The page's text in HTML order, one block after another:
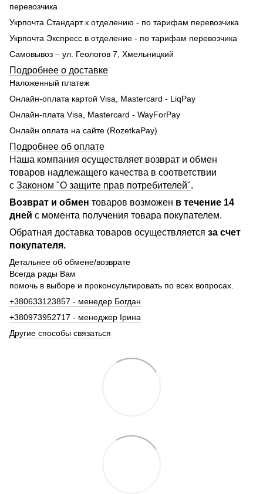
перевозчика
Укрпочта Стандарт к отделению - по тарифам перевозчика
Укрпочта Экспресс в отделение - по тарифам перевозчика
Самовывоз – ул. Геологов 7, Хмельницкий
Подробнее о доставке
Наложенный платеж
Онлайн-оплата картой Visa, Mastercard - LiqPay
Онлайн-плата Visa, Mastercard - WayForPay
Онлайн оплата на сайте (RozetkaPay)
Подробнее об оплате
Наша компания осуществляет возврат и обмен
товаров надлежащего качества в соответствии
с Законом "О защите прав потребителей".
Возврат и обмен товаров возможен в течение 14
дней с момента получения товара покупателем.
Обратная доставка товаров осуществляется за счет
покупателя.
Детальнее об обмене/возврате
Всегда рады Вам
помочь в выборе и проконсультировать по всех вопросах.
+380633123857 - менедер Богдан
+380973952717 - менеджер Ірина
Другие способы связаться